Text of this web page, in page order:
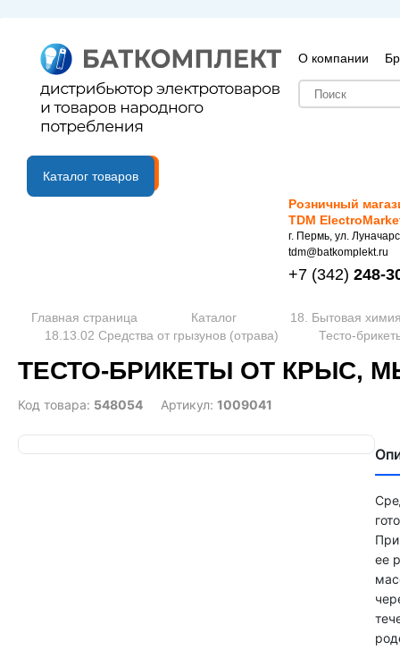
О компании
B2B портал
Каталог товаров
Розничный
TDM
г. Пермь, ул.
tdm@batkomplekt.ru
+7 (342) 248-
Главная страница Каталог
18. Бытовая
18.13.02 Средства от грызунов (отрава)
Тесто-
ТЕСТО-БРИКЕТЫ ОТ КРЫС,
Код товара: 548054 Артикул: 1009041
ее